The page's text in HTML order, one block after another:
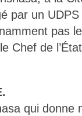
par un
pas
Chef de
qui donne